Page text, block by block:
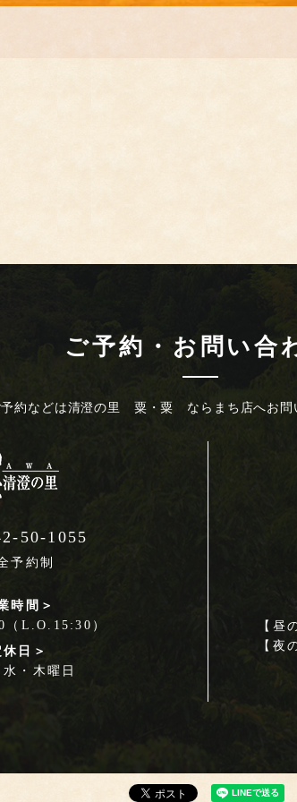
ご予約・お問い合
約などは清澄の里 粟・粟 ならまち店へお問
50-1055
予約制
時間＞
（L.O.15:30）
日＞
・木曜日
【昼
【夜